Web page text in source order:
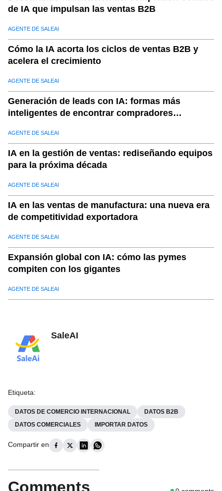
de IA que impulsan las ventas B2B
AGENTE DE SALEAI
Cómo la IA acorta los ciclos de ventas B2B y
acelera el crecimiento
AGENTE DE SALEAI
Generación de leads con IA: formas más
inteligentes de encontrar compradores
AGENTE DE SALEAI
IA en la gestión de ventas: rediseñando equipos
para la próxima década
AGENTE DE SALEAI
IA en las ventas de manufactura: una nueva era
de competitividad exportadora
AGENTE DE SALEAI
Expansión global con IA: cómo las pymes
compiten con los gigantes
AGENTE DE SALEAI
SaleAI
Etiqueta:
DATOS DE COMERCIO INTERNACIONAL
DATOS B2B
DATOS COMERCIALES
IMPORTAR DATOS
Compartir en
Comments